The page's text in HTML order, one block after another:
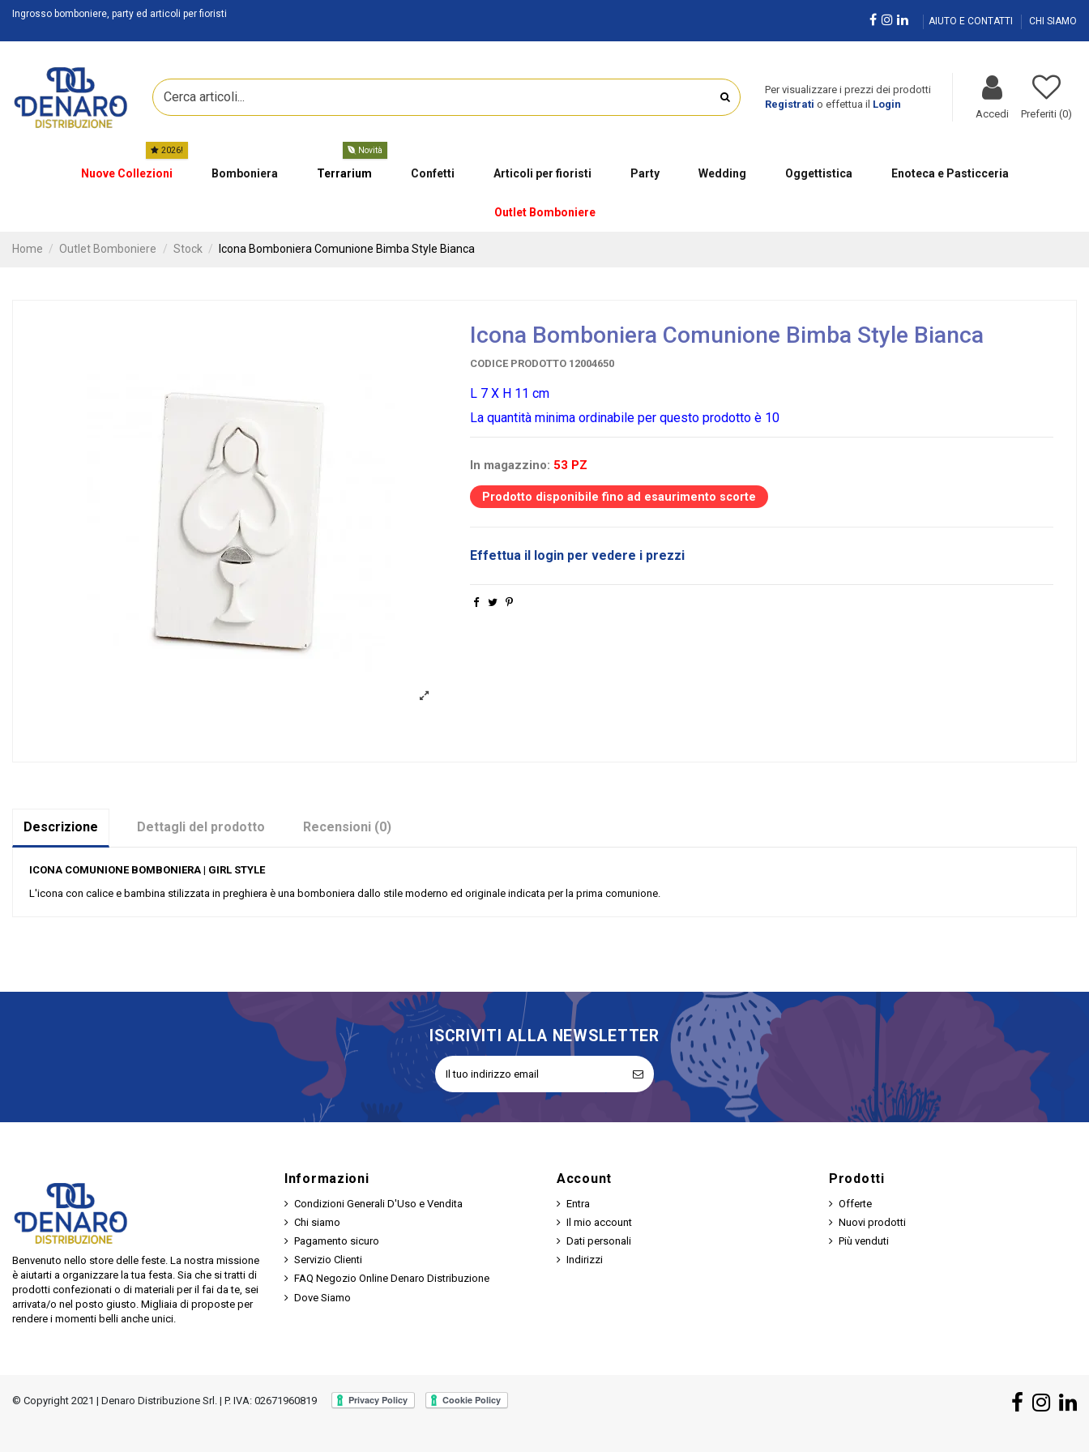
Ingrosso bomboniere, party ed articoli per fioristi
AIUTO E CONTATTI CHI SIAMO
Per visualizzare i prezzi dei prodotti
Registrati o effettua il Login
Accedi Preferiti (0)
Nuove Collezioni
2026!
Bomboniera Terrarium
Novità
Confetti Articoli per fioristi Party Wedding Oggettistica Enoteca e Pasticceria
Outlet Bomboniere
Home Outlet Bomboniere Stock Icona Bomboniera Comunione Bimba Style Bianca
Icona Bomboniera Comunione Bimba Style Bianca
CODICE PRODOTTO 12004650
L 7 X H 11 cm
La quantità minima ordinabile per questo prodotto è 10
In magazzino: 53 PZ
Prodotto disponibile fino ad esaurimento scorte
Effettua il login per vedere i prezzi
Descrizione Dettagli del prodotto Recensioni (0)
ICONA COMUNIONE BOMBONIERA | GIRL STYLE
L'icona con calice e bambina stilizzata in preghiera è una bomboniera dallo stile moderno ed originale indicata per la prima comunione.
Basetta
ISCRIVITI ALLA NEWSLETTER
Benvenuto nello store delle feste. La nostra missione
è aiutarti a organizzare la tua festa. Sia che si tratti di
prodotti confezionati o di materiali per il fai da te, sei
arrivata/o nel posto giusto. Migliaia di proposte per
rendere i momenti belli anche unici.
Informazioni
Condizioni Generali D'Uso e Vendita
Chi siamo
Pagamento sicuro
Servizio Clienti
FAQ Negozio Online Denaro Distribuzione
Dove Siamo
Account
Entra
Il mio account
Dati personali
Indirizzi
Prodotti
Offerte
Nuovi prodotti
Più venduti
© Copyright 2021 | Denaro Distribuzione Srl. | P. IVA: 02671960819